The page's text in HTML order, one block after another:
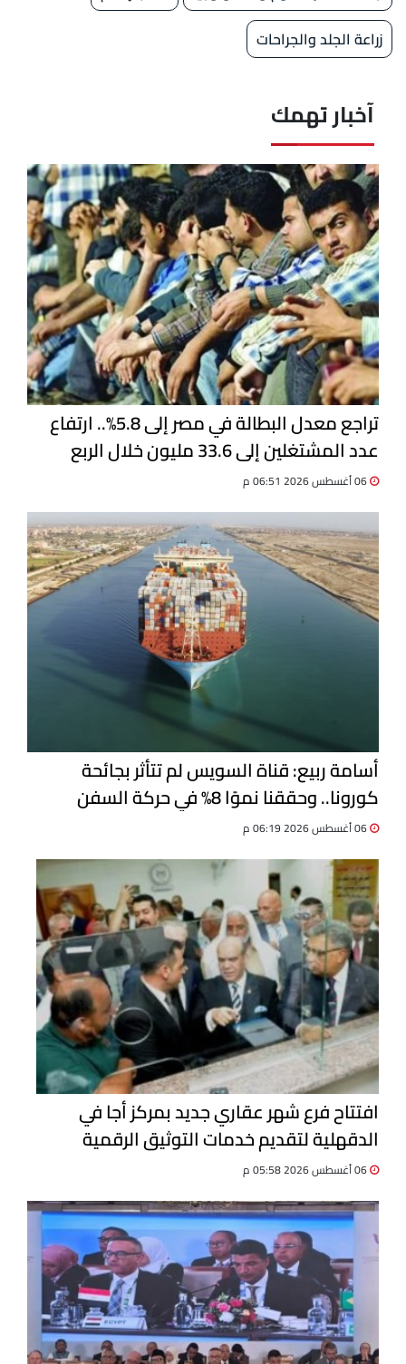
زراعة الجلد والجراحات
آخبار تهمك
تراجع معدل البطالة في مصر إلى 5.8%.. ارتفاع
عدد المشتغلين إلى 33.6 مليون خلال الربع
الثاني 2026
أسامة ربيع: قناة السويس لم تتأثر بجائحة
كورونا.. وحققنا نموًا 8% في حركة السفن
افتتاح فرع شهر عقاري جديد بمركز أجا في
الدقهلية لتقديم خدمات التوثيق الرقمية